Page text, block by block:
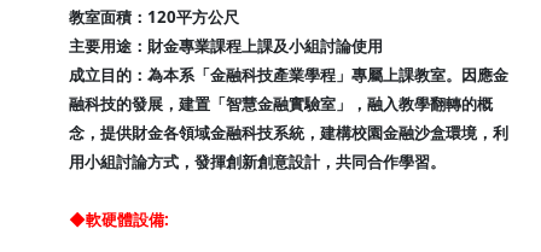
教室面積：120平方公尺
主要用途：財金專業課程上課及小組討論使用
成立目的：為本系「金融科技產業學程」專屬上課教室。因應金
融科技的發展，建置「智慧金融實驗室」，融入教學翻轉的概
念，提供財金各領域金融科技系統，建構校園金融沙盒環境，利
用小組討論方式，發揮創新創意設計，共同合作學習。
◆軟硬體設備: